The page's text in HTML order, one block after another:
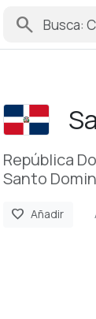
search
República
Santo
favorite Añadir